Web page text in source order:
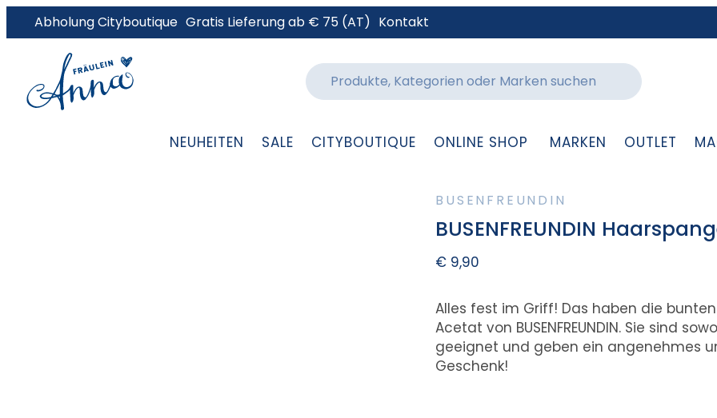
Abholung Cityboutique Gratis Lieferung ab € 75 (AT) Kontakt
NEUHEITEN SALE CITYBOUTIQUE ONLINE SHOP MARKEN OUTLET
BUSENFREUNDIN
BUSENFREUNDIN
€ 9,90
Alles fest im Griff! Das haben die
Acetat von BUSENFREUNDIN. Sie sind
geeignet und geben ein angenehmes
Geschenk!